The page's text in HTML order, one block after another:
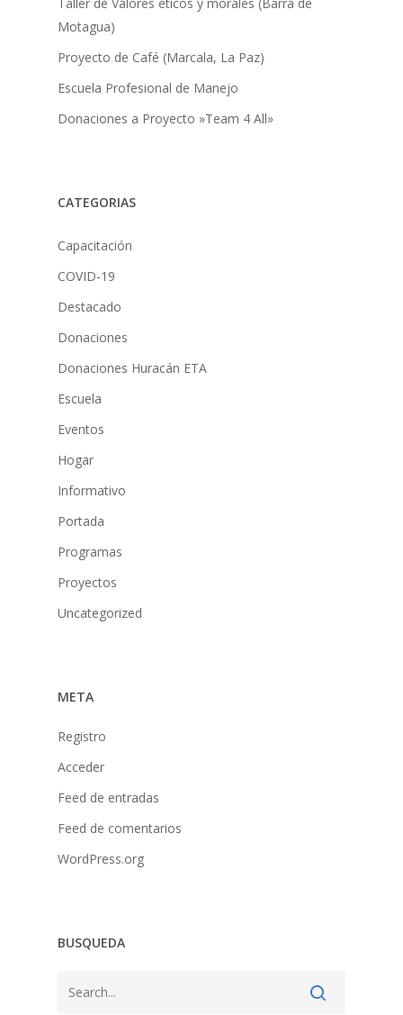
Motagua)
Proyecto de Café (Marcala, La Paz)
Escuela Profesional de Manejo
Donaciones a Proyecto »Team 4 All»
CATEGORIAS
Capacitación
COVID-19
Destacado
Donaciones
Donaciones Huracán ETA
Escuela
Eventos
Hogar
Informativo
Portada
Programas
Proyectos
Uncategorized
META
Registro
Acceder
Feed de entradas
Feed de comentarios
WordPress.org
BUSQUEDA